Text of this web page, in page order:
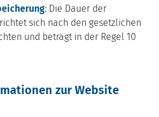
: Die Dauer der
sich nach den gesetzlichen
und beträgt in der Regel 10
zur Website